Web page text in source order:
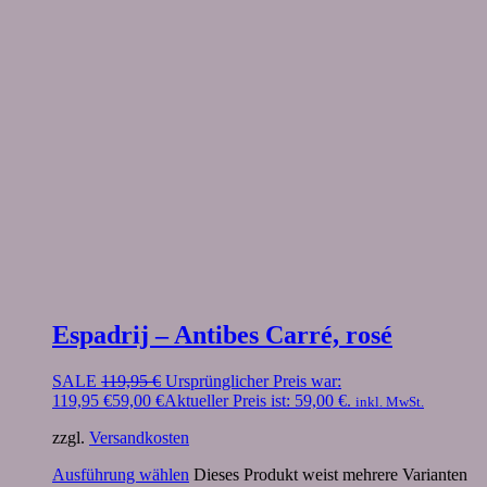
Espadrij – Antibes Carré, rosé
SALE 119,95€ Ursprünglicher Preis war:
119,95 €59,00 €Aktueller Preis ist: 59,00 €. inkl. MwSt.
zzgl. Versandkosten
Ausführung wählen Dieses Produkt weist mehrere Varianten